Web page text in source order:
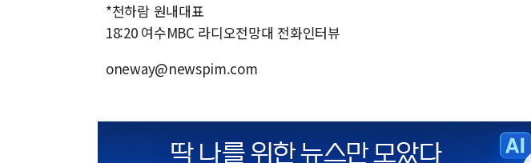
*천하람 원내대표
18:20 여수MBC 라디오전망대 전화인터뷰
oneway@newspim.com